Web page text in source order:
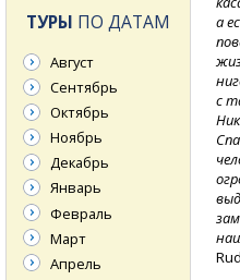
а
с
ТУРЫ ПО ДАТАМ
Август
Сентябрь
Октябрь
Ноябрь
Декабрь
Январь
Февраль
Март
Апрель